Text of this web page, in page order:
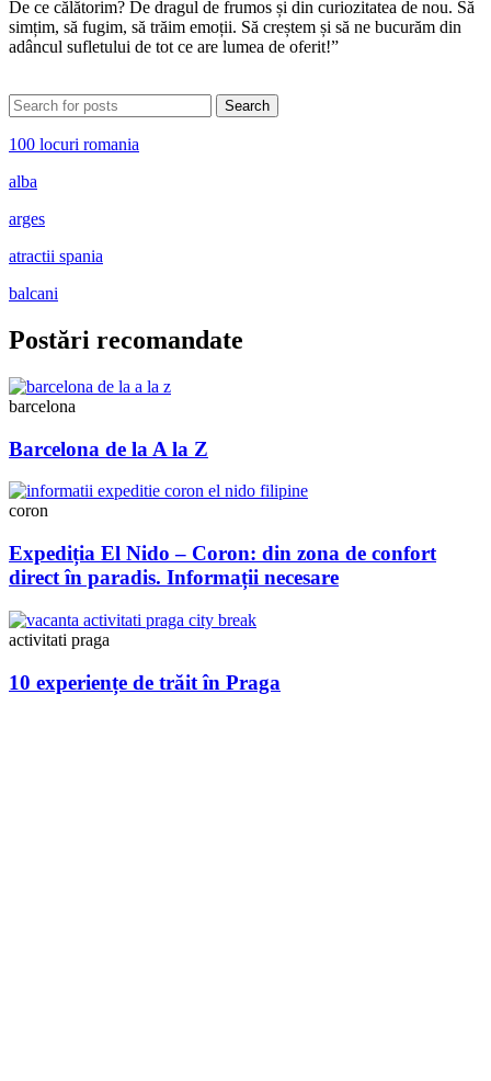
De ce călătorim? De dragul de frumos și din curiozitatea de nou. Să
simțim, să fugim, să trăim emoții. Să creștem și să ne bucurăm din
adâncul sufletului de tot ce are lumea de oferit!”
Search
100 locuri romania
alba
arges
atractii spania
balcani
Postări recomandate
barcelona
Barcelona de la A la Z
coron
Expediția El Nido – Coron: din zona de confort
direct în paradis. Informații necesare
activitati praga
10 experiențe de trăit în Praga